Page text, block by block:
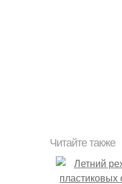
Читайте также